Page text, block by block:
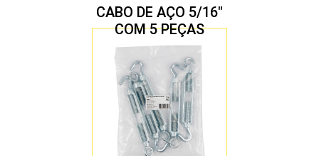
CABO DE AÇO 5/16″
COM 5 PEÇAS